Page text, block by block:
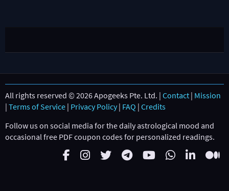
All rights reserved © 2026 Apogeeks Pte. Ltd. | Contact | Mission
| Terms of Service | Privacy Policy| FAQ | Credits
Follow us on social media for the daily astrological mood and
occasional free PDF coupon codes for personalized readings.